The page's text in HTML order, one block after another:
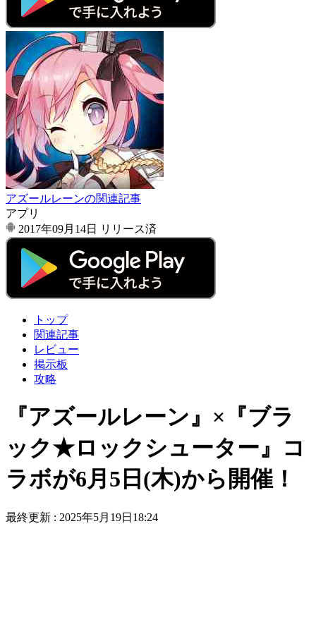
アズールレーンの関連記事
アプリ
2017年09月14日
リリース済
トップ
関連記事
レビュー
掲示板
攻略
『アズールレーン』×『ブラ
ック★ロックシューター』コ
ラボが6月5日(木)から開催！
最終更新 : 2025年5月19日18:24